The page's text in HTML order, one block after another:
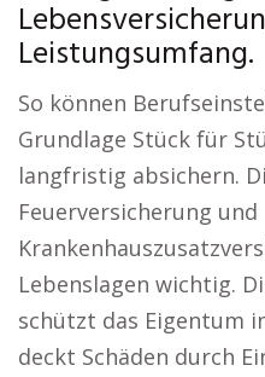
Leistungsumfang.
So können
Grundlage Stück für
langfristig absichern.
Feuerversicherung und
Lebenslagen wichtig.
schützt das Eigentum
deckt Schäden durch